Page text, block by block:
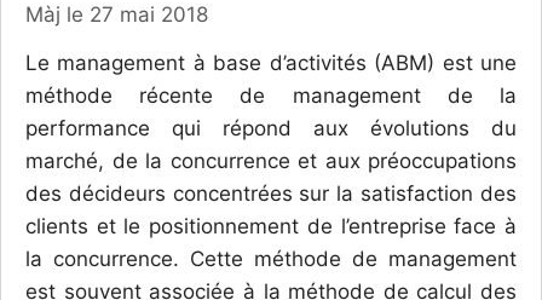
Màj le 27 mai 2018
Le management à base d’activités (ABM) est une
méthode récente de management de la
performance qui répond aux évolutions du
marché, de la concurrence et aux préoccupations
des décideurs concentrées sur la satisfaction des
clients et le positionnement de l’entreprise face à
la concurrence. Cette méthode de management
est souvent associée à la méthode de calcul des